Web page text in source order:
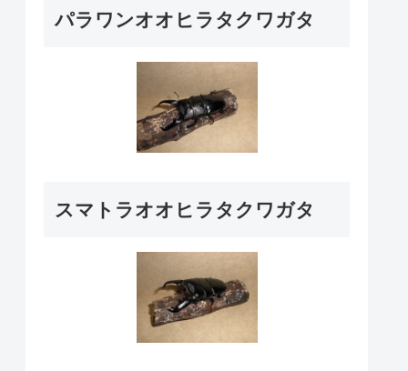
パラワンオオヒラタクワガタ
スマトラオオヒラタクワガタ